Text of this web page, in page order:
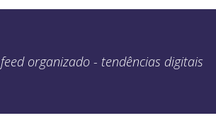
feed organizado - tendências digitais